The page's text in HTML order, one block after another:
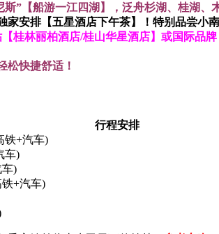
”【船游一江四湖】，泛舟杉湖、桂湖、
安排【五星酒店下午茶】！特别品尝小
桂林丽柏酒店/桂山华星酒店】或国际品
快捷舒适！
行程安排
铁+汽车)
车)
)
+汽车)